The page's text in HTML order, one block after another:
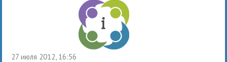
27 июля 2012, 16:56